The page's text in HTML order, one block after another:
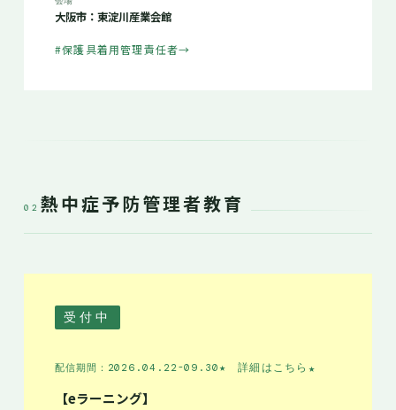
大阪市：東淀川産業会館
#保護具着用管理責任者→
02 熱中症予防管理者教育
受付中
配信期間：2026.04.22-09.30★ 詳細はこちら ★
【eラーニング】